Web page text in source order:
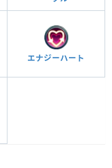
エナジーハート